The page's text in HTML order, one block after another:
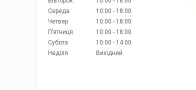
Середа
10:00
18:00
Четвер
10:00
18:00
Пʼятниця
10:00
18:00
Субота
10:00
14:00
Неділя
Вихідний